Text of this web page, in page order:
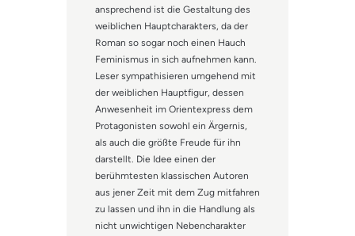
ansprechend ist die Gestaltung des
weiblichen Hauptcharakters, da der
Roman so sogar noch einen Hauch
Feminismus in sich aufnehmen kann.
Leser sympathisieren umgehend mit
der weiblichen Hauptfigur, dessen
Anwesenheit im Orientexpress dem
Protagonisten sowohl ein Ärgernis,
als auch die größte Freude für ihn
darstellt. Die Idee einen der
berühmtesten klassischen Autoren
aus jener Zeit mit dem Zug mitfahren
zu lassen und ihn in die Handlung als
nicht unwichtigen Nebencharakter